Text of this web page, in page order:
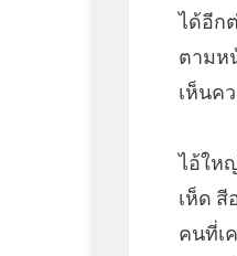
ได้อีก
ตามห
เห็นค
ไอ้ให
เห็ด สี
คนที่เ